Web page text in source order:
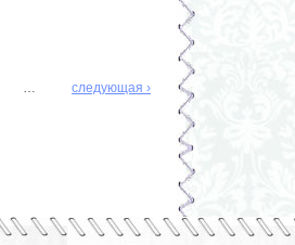
следующая ›